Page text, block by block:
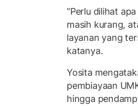
“Perlu dilihat
masih kurang,
layanan yang
katanya.
Yosita
pembiayaan
hingga